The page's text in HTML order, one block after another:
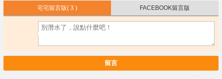
宅宅留言版( 3 ) FACEBOOK留言版
留言